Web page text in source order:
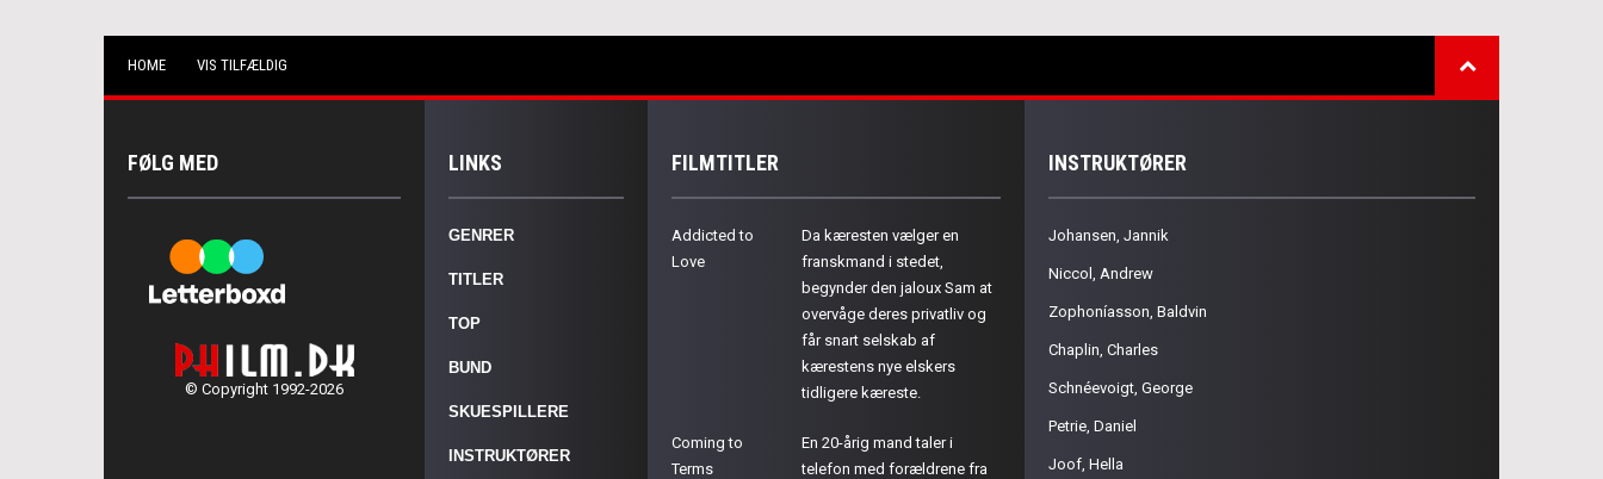
HOME VIS TILFÆLDIG
FØLG MED
© Copyright 1992-2026
LINKS
GENRER
TITLER
TOP
BUND
SKUESPILLERE
INSTRUKTØRER
FILMTITLER
Addicted to
Love
Da kæresten vælger en
franskmand i stedet,
begynder den jaloux Sam at
overvåge deres privatliv og
får snart selskab af
kærestens nye elskers
tidligere kæreste.
Coming to
Terms
En 20-årig mand taler i
telefon med forældrene fra
INSTRUKTØRER
Johansen, Jannik
Niccol, Andrew
Zophoníasson, Baldvin
Chaplin, Charles
Schnéevoigt, George
Petrie, Daniel
Joof, Hella